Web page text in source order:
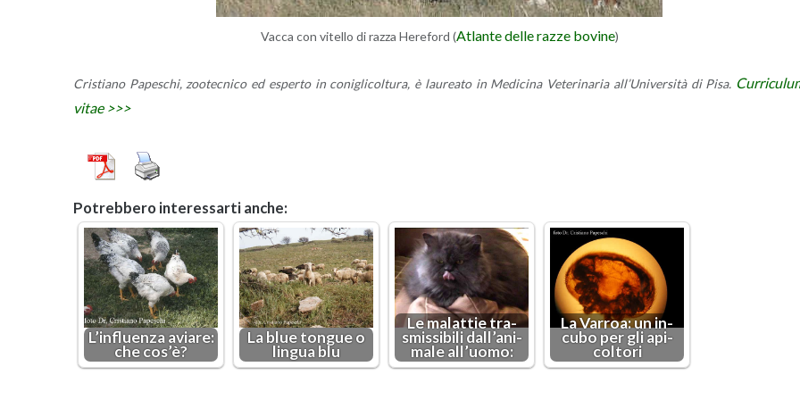
Vacca con vi­tel­lo di razza He­re­ford (Atlan­te delle razze bo­vi­ne)
Cri­stia­no Pa­pe­schi, zoo­tec­ni­co ed esper­to in co­ni­gli­col­tu­ra, è lau­rea­to in Me­di­ci­na Ve­te­ri­na­ria al­l’U­ni­ver­si­tà di Pisa.
vitae >>>
Po­treb­be­ro in­te­res­sar­ti anche:
L’in­fluen­za avia­re:
che cos’è?
La blue ton­gue o
lin­gua blu
Le ma­lat­tie tra­
smis­si­bi­li dal­l’a­ni­
ma­le al­l’uo­mo:
La Var­roa: un in­
cu­bo per gli api­
col­to­ri